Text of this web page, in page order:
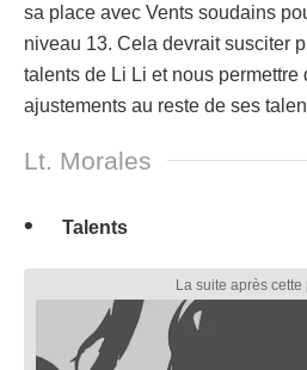
sa place avec Vents soudains
niveau 13. Cela devrait susciter
talents de Li Li et nous permettre
ajustements au reste de ses
Lt. Morales
Talents